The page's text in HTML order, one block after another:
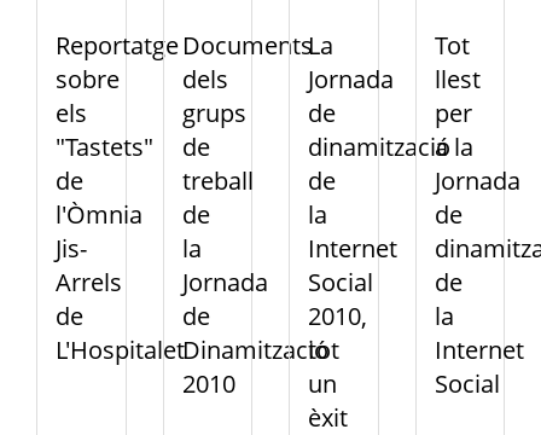
Reportatge
sobre
els
"Tastets"
de
l'Òmnia
Jis-
Arrels
de
L'Hospitalet
Documents
dels
grups
de
treball
de
la
Jornada
de
Dinamització
2010
La
Jornada
de
dinamització
de
la
Internet
Social
2010,
tot
un
èxit
Tot
llest
per
a la
Jornada
de
de
la
Internet
Social